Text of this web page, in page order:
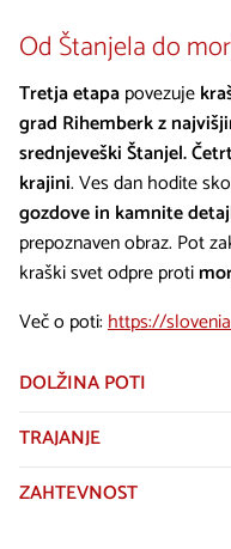
Od Štanjela do
Tretja etapapovezuje
grad Rihemberk z
srednjeveški Štanjel.
krajini. Ves dan hodite
gozdove in kamnite
prepoznaven obraz. Pot
kraški svet odpre proti
Več o poti:https://
DOLŽINA POTI
TRAJANJE
ZAHTEVNOST